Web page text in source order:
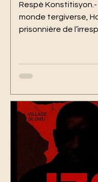
Respè Konstitisyon.- Alors que le
monde tergiverse,
prisonnière de